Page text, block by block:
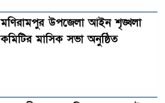
মণিরামপুর উপজেলা আইন শৃঙ্খলা
কমিটির মাসিক সভা অনুষ্ঠিত‎‎